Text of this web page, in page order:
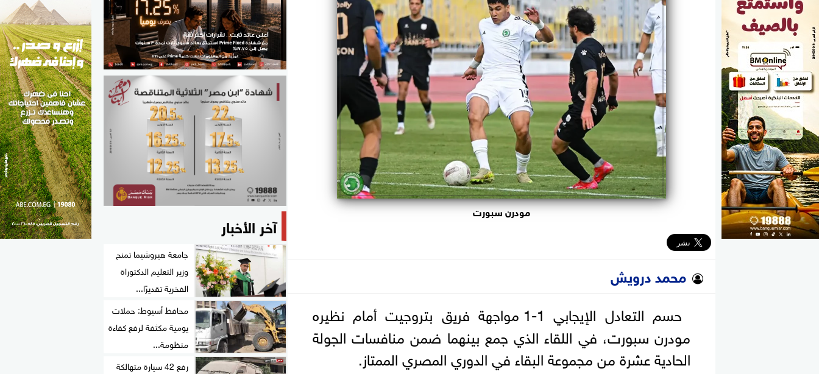
مواهب مصر
مودرن سبورت
محمد درويش
حسم التعادل الإيجابي 1-1 مواجهة فريق بتروجيت أمام نظيره
مودرن سبورت، في اللقاء الذي جمع بينهما ضمن منافسات الجولة
الحادية عشرة من مجموعة البقاء في الدوري المصري الممتاز.
آخر الأخبار
جامعة هيروشيما تمنح
وزير التعليم الدكتوراة
الفخرية تقديرًا...
محافظ أسيوط: حملات
يومية مكثفة لرفع كفاءة
منظومة...
رفع 42 سيارة متهالكة